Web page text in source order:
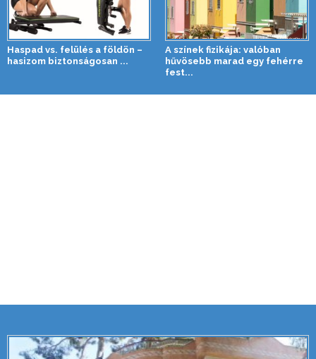
Haspad vs. felülés a földön –
hasizom biztonságosan ...
A színek fizikája: valóban
hűvösebb marad egy fehérre
fest...